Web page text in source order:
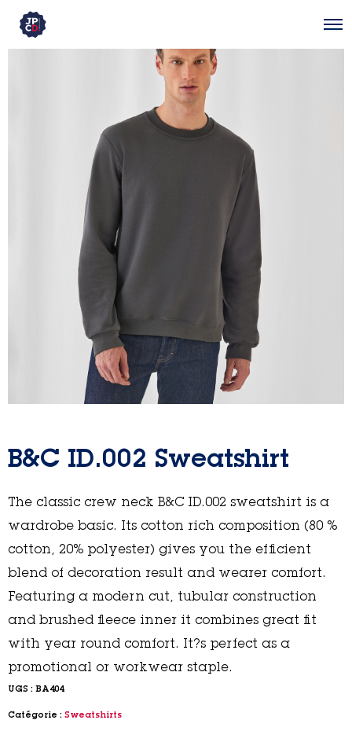
B&C ID.002 Sweatshirt
The classic crew neck B&C ID.002 sweatshirt is a
wardrobe basic. Its cotton rich composition (80 %
cotton, 20% polyester) gives you the efficient
blend of decoration result and wearer comfort.
Featuring a modern cut, tubular construction
and brushed fleece inner it combines great fit
with year round comfort. It?s perfect as a
promotional or workwear staple.
UGS : BA404
Catégorie : Sweatshirts